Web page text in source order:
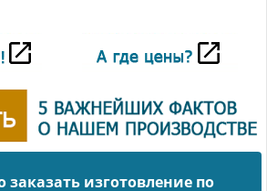
заказать изготовление по